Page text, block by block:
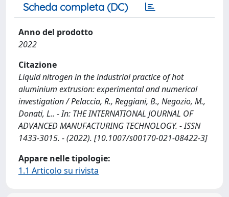
Scheda completa (DC)
Anno del prodotto
2022
Citazione
Liquid nitrogen in the industrial practice of hot
aluminium extrusion: experimental and numerical
investigation / Pelaccia, R., Reggiani, B., Negozio, M.,
Donati, L.. - In: THE INTERNATIONAL JOURNAL OF
ADVANCED MANUFACTURING TECHNOLOGY. - ISSN
1433-3015. - (2022). [10.1007/s00170-021-08422-3]
Appare nelle tipologie:
1.1 Articolo su rivista